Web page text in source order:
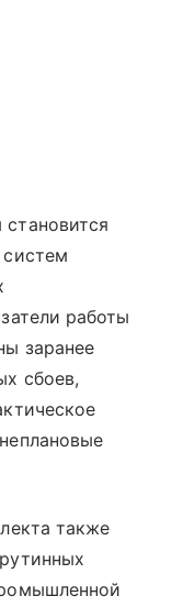
систем
работы
заранее
сбоев,
также